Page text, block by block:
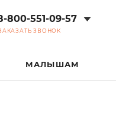
800-551-09-57
ЗВОНОК
МАЛЫШАМ